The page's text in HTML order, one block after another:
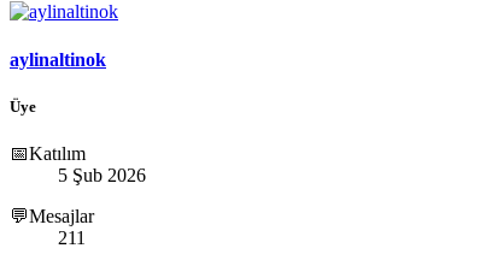
aylinaltinok
Üye
📅Katılım
5 Şub 2026
💬Mesajlar
211